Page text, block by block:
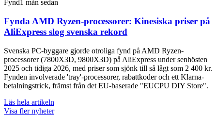
Fynd1 mån sedan
Fynda AMD Ryzen-processorer: Kinesiska priser på
AliExpress slog svenska rekord
Svenska PC-byggare gjorde otroliga fynd på AMD Ryzen-
processorer (7800X3D, 9800X3D) på AliExpress under senhösten
2025 och tidiga 2026, med priser som sjönk till så lågt som 2 400 kr.
Fynden involverade 'tray'-processorer, rabattkoder och ett Klarna-
betalningstrick, främst från det EU-baserade "EUCPU DIY Store".
Läs hela artikeln
Visa fler nyheter